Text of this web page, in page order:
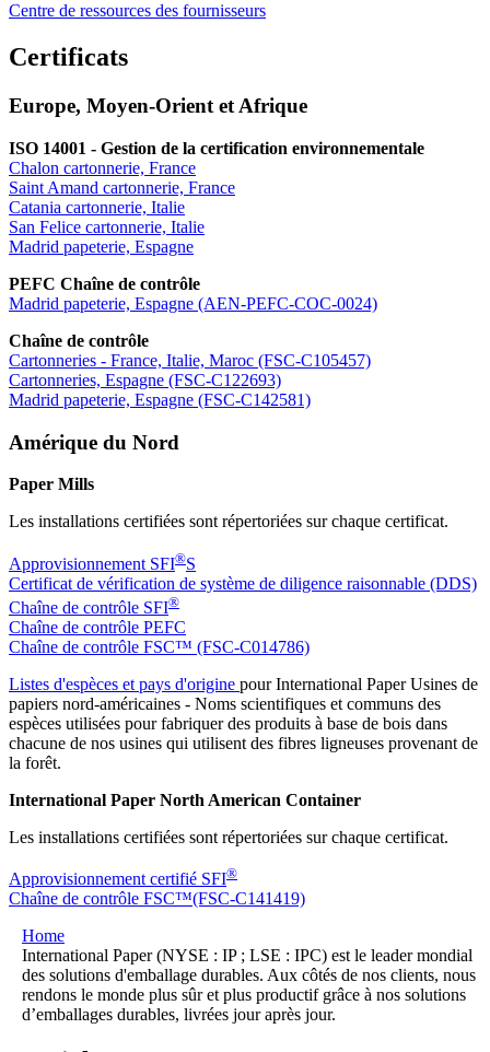
Centre de ressources des fournisseurs
Certificats
Europe, Moyen-Orient et Afrique
ISO 14001 - Gestion de la certification environnementale
Chalon cartonnerie, France
Saint Amand cartonnerie, France
Catania cartonnerie, Italie
San Felice cartonnerie, Italie
Madrid papeterie, Espagne
PEFC Chaîne de contrôle
Madrid papeterie, Espagne (AEN-PEFC-COC-0024)
Chaîne de contrôle
Cartonneries - France, Italie, Maroc (FSC-C105457)
Cartonneries, Espagne (FSC-C122693)
Madrid papeterie, Espagne (FSC-C142581)
Amérique du Nord
Paper Mills
Les installations certifiées sont répertoriées sur chaque certificat.
Approvisionnement SFI®S
Certificat de vérification de système de diligence raisonnable (DDS)
Chaîne de contrôle SFI®
Chaîne de contrôle PEFC
Chaîne de contrôle FSC™ (FSC-C014786)
Listes d'espèces et pays d'origine pour International Paper Usines de
papiers nord-américaines - Noms scientifiques et communs des
espèces utilisées pour fabriquer des produits à base de bois dans
chacune de nos usines qui utilisent des fibres ligneuses provenant de
la forêt.
International Paper North American Container
Les installations certifiées sont répertoriées sur chaque certificat.
Approvisionnement certifié SFI®
Chaîne de contrôle FSC™(FSC-C141419)
Home
International Paper (NYSE : IP ; LSE : IPC) est le leader mondial
des solutions d'emballage durables. Aux côtés de nos clients, nous
rendons le monde plus sûr et plus productif grâce à nos solutions
d’emballages durables, livrées jour après jour.